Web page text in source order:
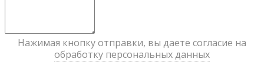
Нажимая кнопку отправки, вы даете согласие на
обработку персональных данных